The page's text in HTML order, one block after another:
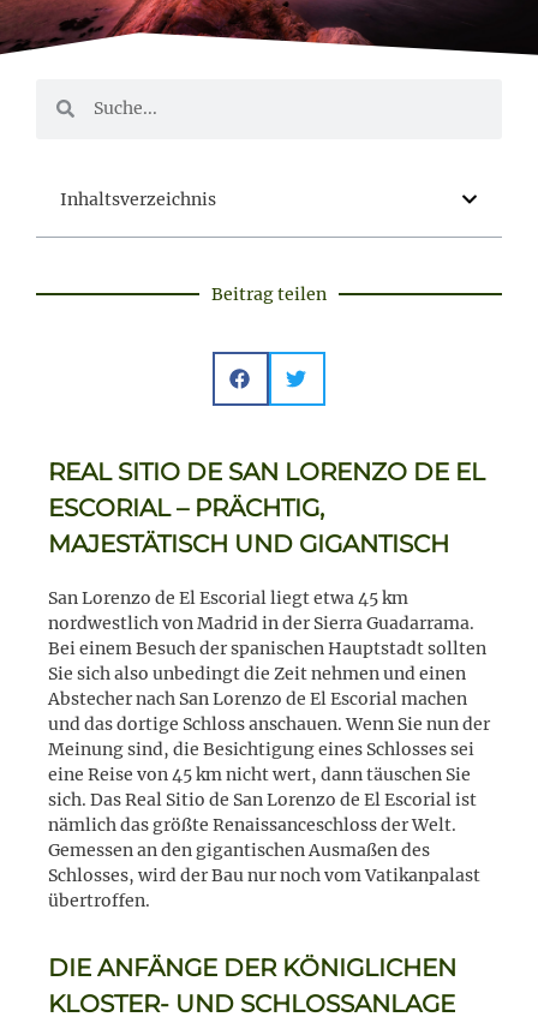
REAL SITIO DE SAN LORENZO DE EL
ESCORIAL – PRÄCHTIG,
MAJESTÄTISCH UND GIGANTISCH
San Lorenzo de El Escorial liegt etwa 45 km
nordwestlich von Madrid in der Sierra Guadarrama.
Bei einem Besuch der spanischen Hauptstadt sollten
Sie sich also unbedingt die Zeit nehmen und einen
Abstecher nach San Lorenzo de El Escorial machen
und das dortige Schloss anschauen. Wenn Sie nun der
Meinung sind, die Besichtigung eines Schlosses sei
eine Reise von 45 km nicht wert, dann täuschen Sie
sich. Das Real Sitio de San Lorenzo de El Escorial ist
nämlich das größte Renaissanceschloss der Welt.
Gemessen an den gigantischen Ausmaßen des
Schlosses, wird der Bau nur noch vom Vatikanpalast
übertroffen.
DIE ANFÄNGE DER KÖNIGLICHEN
KLOSTER- UND SCHLOSSANLAGE
Inhaltsverzeichnis
Beitrag teilen